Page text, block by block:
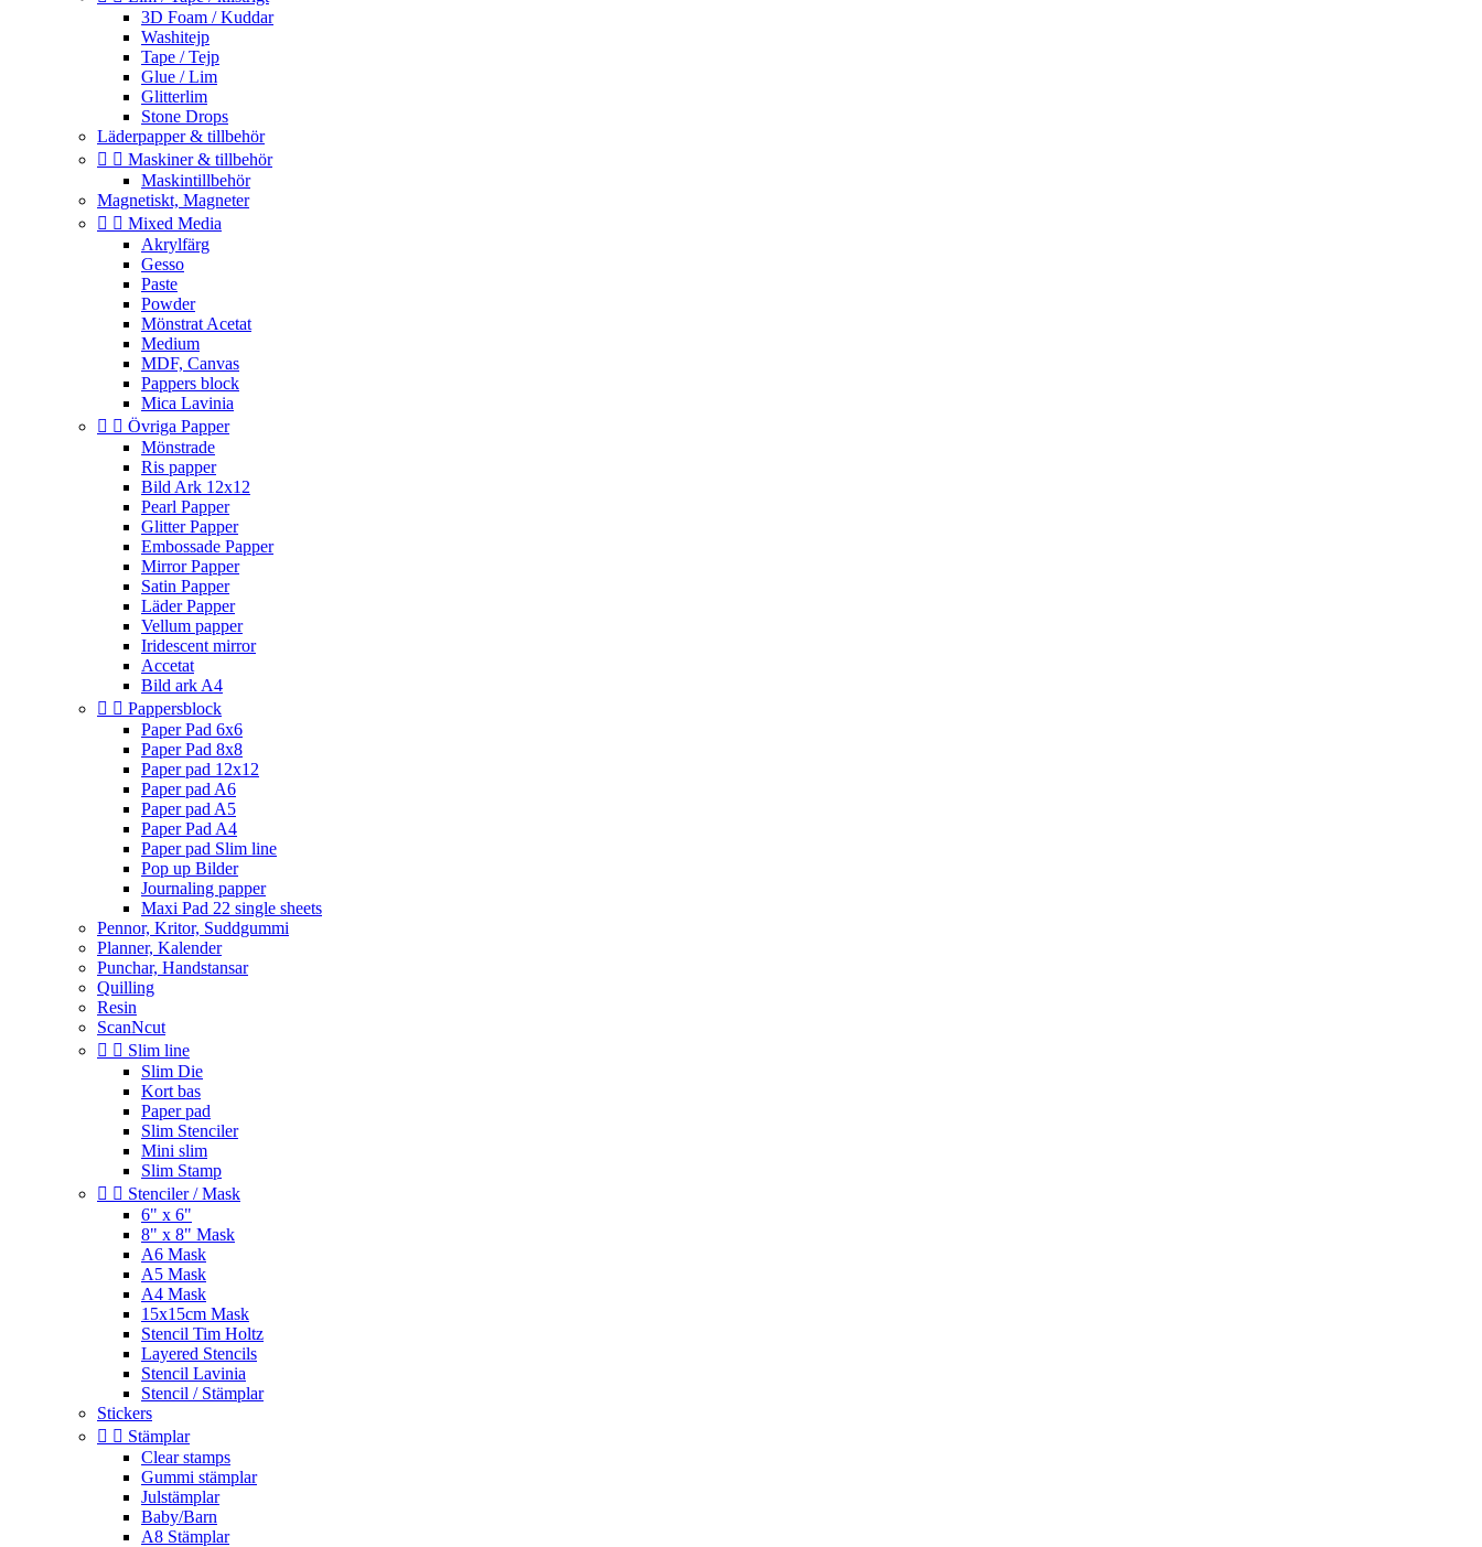
3D Foam / Kuddar
Washitejp
Tape / Tejp
Glue / Lim
Glitterlim
Stone Drops
Läderpapper & tillbehör
  Maskiner & tillbehör
Maskintillbehör
Magnetiskt, Magneter
  Mixed Media
Akrylfärg
Gesso
Paste
Powder
Mönstrat Acetat
Medium
MDF, Canvas
Pappers block
Mica Lavinia
  Övriga Papper
Mönstrade
Ris papper
Bild Ark 12x12
Pearl Papper
Glitter Papper
Embossade Papper
Mirror Papper
Satin Papper
Läder Papper
Vellum papper
Iridescent mirror
Accetat
Bild ark A4
  Pappersblock
Paper Pad 6x6
Paper Pad 8x8
Paper pad 12x12
Paper pad A6
Paper pad A5
Paper Pad A4
Paper pad Slim line
Pop up Bilder
Journaling papper
Maxi Pad 22 single sheets
Pennor, Kritor, Suddgummi
Planner, Kalender
Punchar, Handstansar
Quilling
Resin
ScanNcut
  Slim line
Slim Die
Kort bas
Paper pad
Slim Stenciler
Mini slim
Slim Stamp
  Stenciler / Mask
6" x 6"
8" x 8" Mask
A6 Mask
A5 Mask
A4 Mask
15x15cm Mask
Stencil Tim Holtz
Layered Stencils
Stencil Lavinia
Stencil / Stämplar
Stickers
  Stämplar
Clear stamps
Gummi stämplar
Julstämplar
Baby/Barn
A8 Stämplar